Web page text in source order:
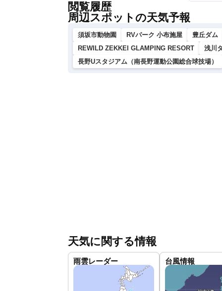
閲覧履歴
周辺スポットの天気予報
須坂市動物園 RVパーク 小布施屋
豊丘ダム
REWILD ZEKKEI GLAMPING RESORT
浅川
長野Uスタジアム（南長野運動公園総合球技場）
天気に関する情報
雨雲レーダー 台風情報